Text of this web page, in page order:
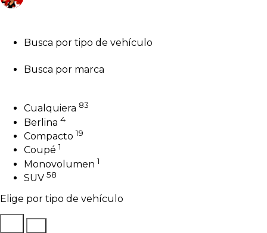
Busca por tipo de vehículo
Busca por marca
Cualquiera 83
Berlina 4
Compacto 19
Coupé 1
Monovolumen 1
SUV 58
Elige por tipo de vehículo